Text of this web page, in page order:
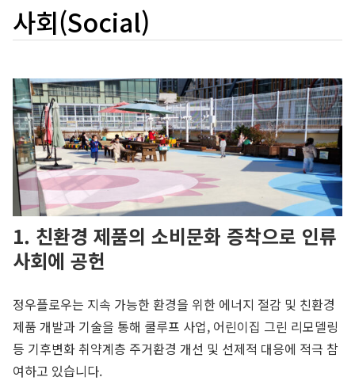
사회(Social)
1. 친환경 제품의 소비문화 증착으로 인류
사회에 공헌
정우플로우는 지속 가능한 환경을 위한 에너지 절감 및 친환경
제품 개발과 기술을 통해 쿨루프 사업, 어린이집 그린 리모델링
등 기후변화 취약계층 주거환경 개선 및 선제적 대응에 적극 참
여하고 있습니다.